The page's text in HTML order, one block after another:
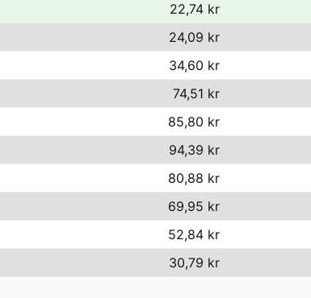
22,74 kr
24,09 kr
34,60 kr
74,51 kr
85,80 kr
94,39 kr
80,88 kr
69,95 kr
52,84 kr
30,79 kr